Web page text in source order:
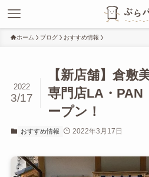
ホーム ブログ おすすめ情報
【新店舗】倉敷
専門店LA・PAN
ープン！
2022
3/17
おすすめ情報 2022年3月17日